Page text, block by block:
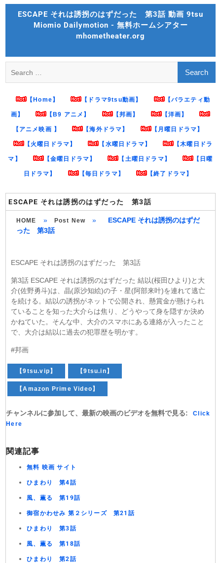
Skip
ESCAPE それは誘拐のはずだった 第3話 動画 9tsu
Miomio Dailymotion - 無料ホームシアター
mhometheater.org
for:
【Home】 【ドラマ9tsu動画】 【バラエティ動
画】 【B9 アニメ】 【邦画】 【洋画】
【アニメ映画 】 【海外ドラマ】 【月曜日ドラマ】
【火曜日ドラマ】 【水曜日ドラマ】 【木曜日ドラ
マ】 【金曜日ドラマ】 【土曜日ドラマ】 【日曜
日ドラマ】 【毎日ドラマ】 【終了ドラマ】
ESCAPE それは誘拐のはずだった 第3話
HOME » Post New »
ESCAPE それは誘拐のはずだ
った 第3話
ESCAPE それは誘拐のはずだった 第3話
第3話 ESCAPE それは誘拐のはずだった 結以(桜田ひより)と大
介(佐野勇斗)は、晶(原沙知絵)の子・星(阿部来叶)を連れて逃亡
を続ける。結以の誘拐がネットで公開され、懸賞金が懸けられ
ていることを知った大介らは焦り、どうやって身を隠すか決め
かねていた。そんな中、大介のスマホにある連絡が入ったこと
で、大介は結以に過去の犯罪歴を明かす。
#邦画
【9tsu.vip】 【9tsu.in】
【Amazon Prime Video】
チャンネルに参加して、最新の映画のビデオを無料で見る:
Click
Here
関連記事
無料 映画 サイト
ひまわり 第4話
風、薫る 第19話
御宿かわせみ 第２シリーズ 第21話
ひまわり 第3話
風、薫る 第18話
ひまわり 第2話